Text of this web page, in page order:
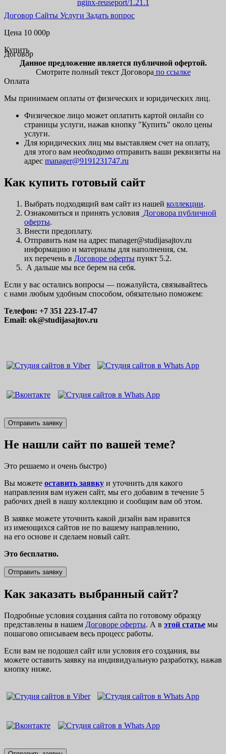
nginx-reuseport/1.21.1
Договор Сайты Услуги Задать вопрос
Цена 10 000р
Купить
Договор
Данное предложение является публичной офертой.
Смотрите полный текст Договора по ссылке
Оплата
Мы принимаем оплаты от физических и юридических лиц.
Физическое лицо может оплатить картой онлайн со
страницы услуги, нажав кнопку "Купить" около цены
услуги.
Для юридических лиц мы выставляем счет на оплату,
для этого вам необходимо отправить ваши реквизиты на
адрес manager@9191231747.ru
Как купить готовый сайт
Выбрать подходящий вам сайт из нашей коллекции.
Ознакомиться и принять условия Договора публичной
оферты.
Внести предоплату.
Отправить нам на адрес manager@studijasajtov.ru
информацию и материалы для наполнения, см.
их перечень в Договоре оферты пункт 5.2.
А дальше мы все берем на себя.
Если у вас остались вопросы — пожалуйста, связывайтесь
с нами любым удобным способом, обязательно поможем:
Телефон: +7 351 223-17-47
Email: ok@studijasajtov.ru
Отправить заявку
Не нашли сайт по вашей теме?
Это решаемо и очень быстро)
Вы можете оставить заявку и уточнить для какого
направления вам нужен сайт, мы его добавим в течение 5
рабочих дней в нашу коллекцию и сообщим вам об этом.
В заявке можете уточнить какой дизайн вам нравится
из имеющихся сайтов не по вашему направлению,
на его основе и сделаем новый сайт.
Это бесплатно.
Отправить заявку
Как заказать выбранный сайт?
Подробные условия создания сайта по готовому образцу
представлены в нашем Договоре оферты. А в этой статье мы
пошагово описываем весь процесс работы.
Если вам не подошел сайт или условия его создания, вы
можете оставить заявку на индивидуальную разработку, нажав
кнопку ниже.